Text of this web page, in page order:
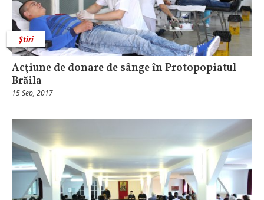
Știri
Acţiune de donare de sânge în Protopopiatul
Brăila
15 Sep, 2017